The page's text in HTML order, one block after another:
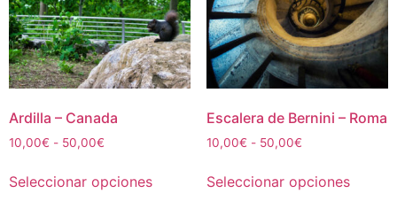
Ardilla – Canada
10,00€ - 50,00€
precios:
Seleccionar opcionesproducto
Escalera de Bernini – Roma
10,00€ - 50,00€Rango
precios:
Seleccionar opciones